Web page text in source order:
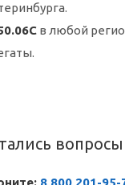
в любой
вопросы
8 800 201-95-